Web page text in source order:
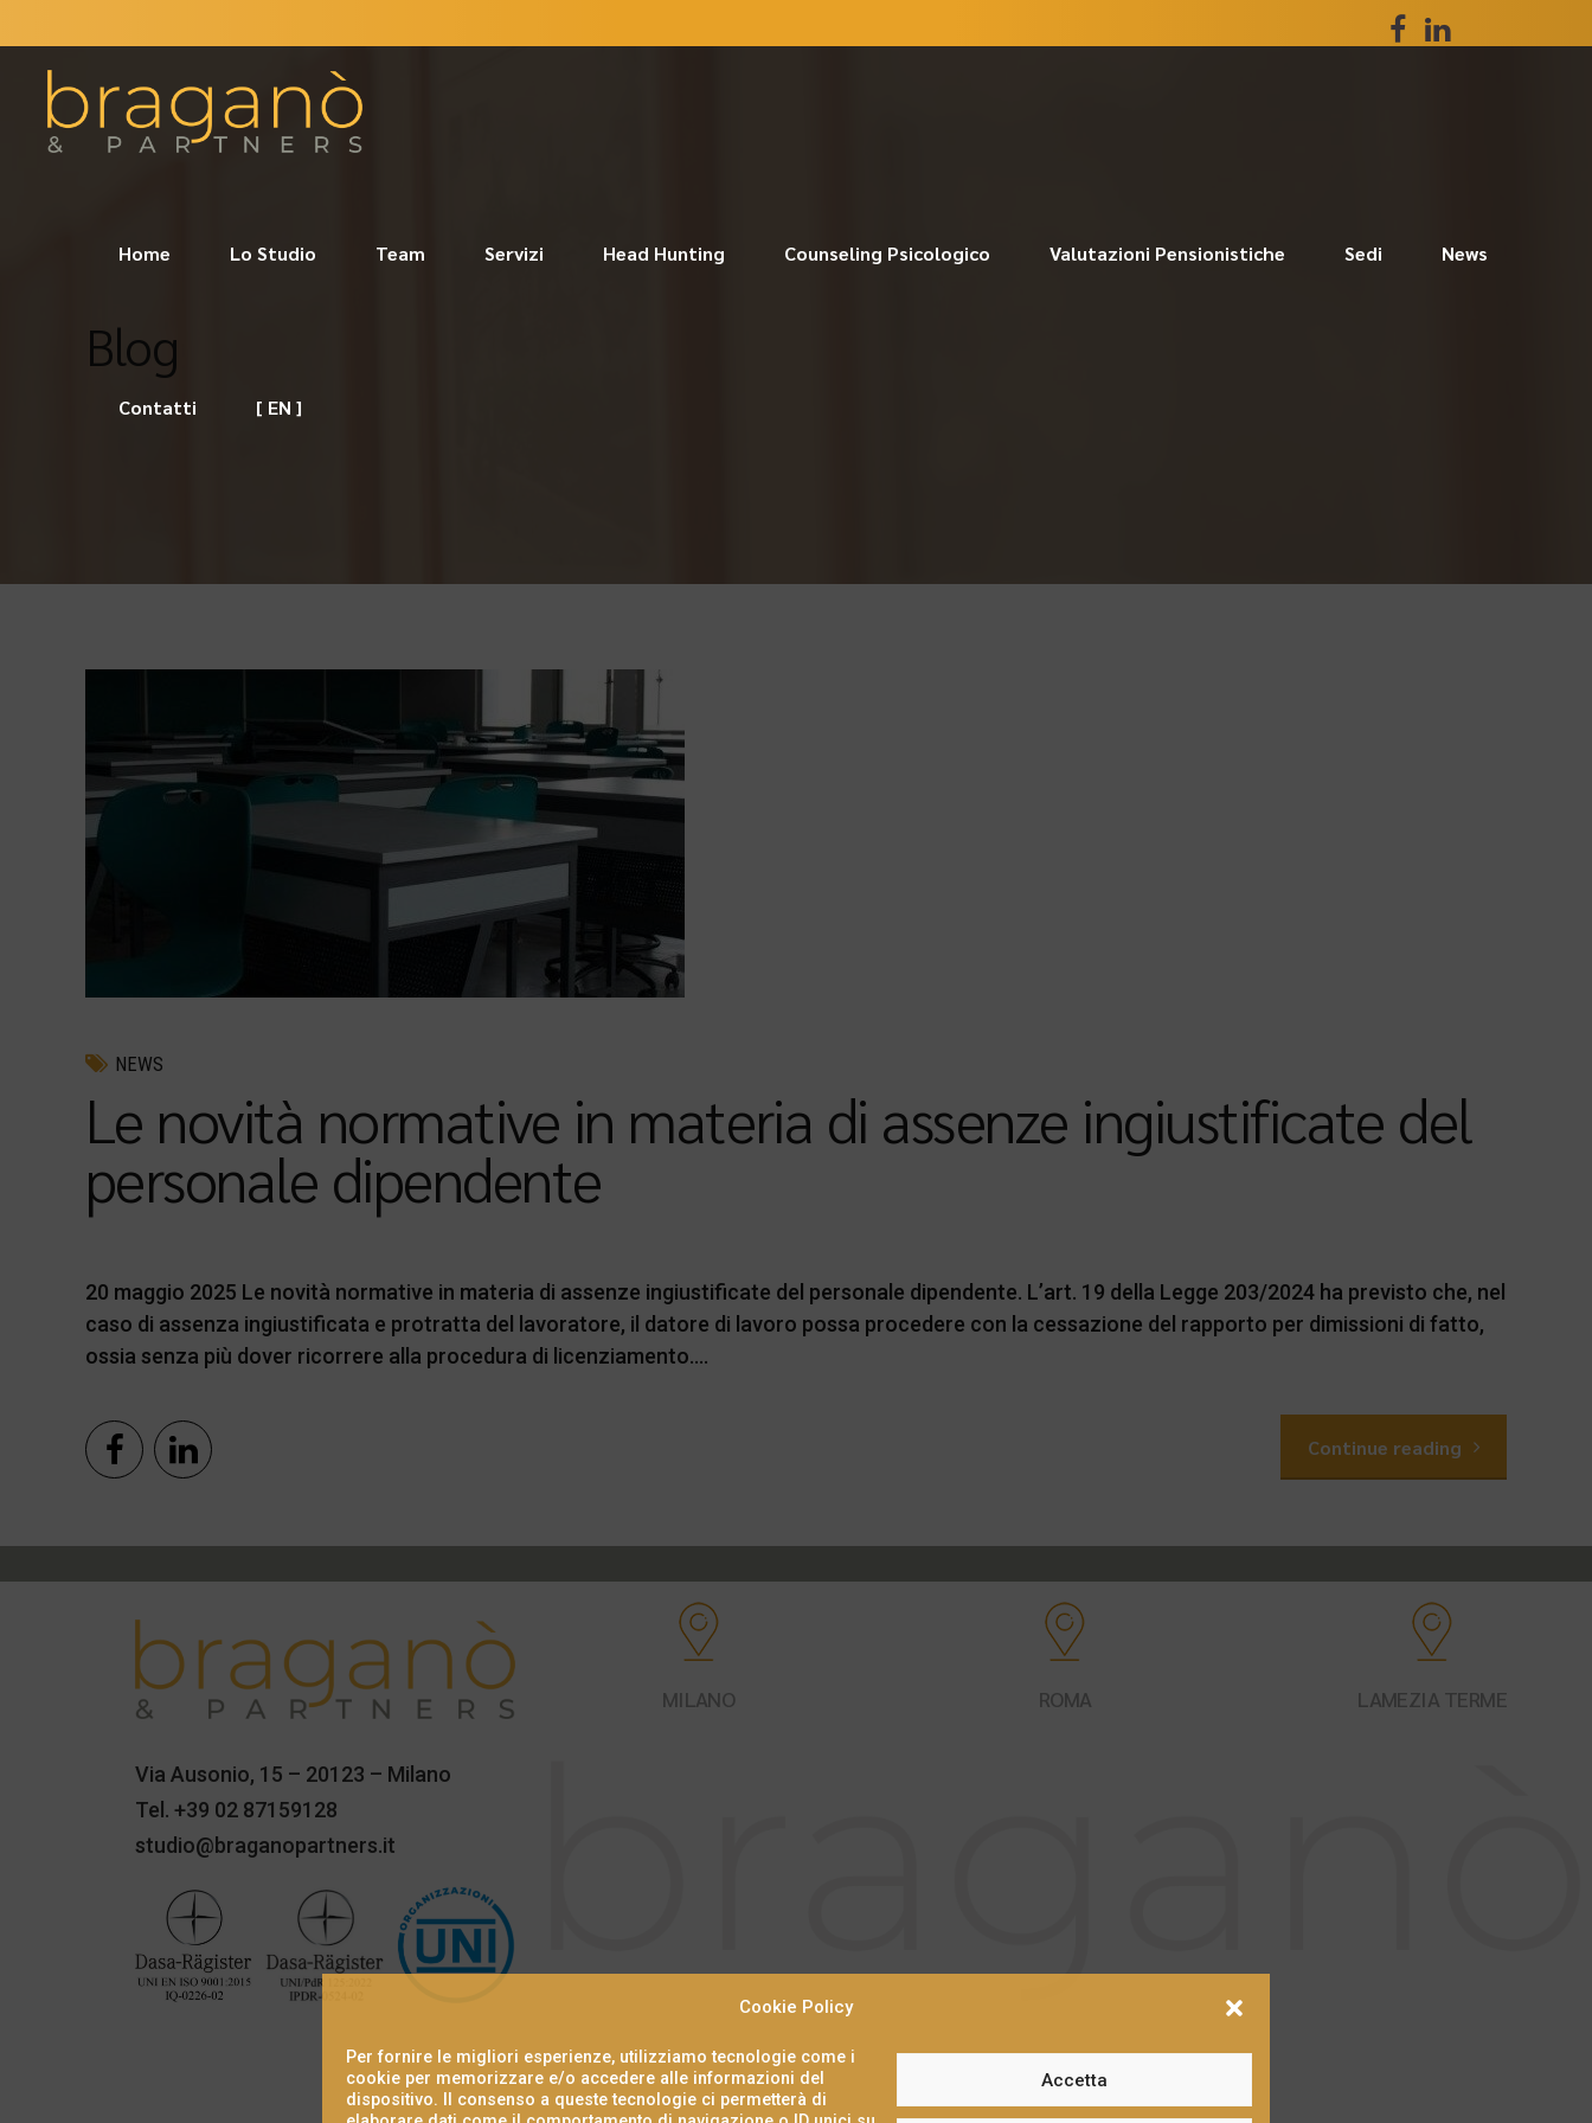
Cookie Policy
Per fornire le migliori esperienze, utilizziamo tecnologie come i
cookie per memorizzare e/o accedere alle informazioni del
dispositivo. Il consenso a queste tecnologie ci permetterà di
Accetta
Home Lo Studio Team Servizi Head Hunting Counseling Psicologico Valutazioni Pensionistiche Sedi News
Contatti [ EN ]
Blog
NEWS
Le novità normative in materia di assenze ingiustificate del
personale dipendente
20 maggio 2025 Le novità normative in materia di assenze ingiustificate del personale dipendente. L’art. 19 della Legge 203/2024 ha previsto che, nel
caso di assenza ingiustificata e protratta del lavoratore, il datore di lavoro possa procedere con la cessazione del rapporto per dimissioni di fatto,
ossia senza più dover ricorrere alla procedura di licenziamento....
Continue reading
Via Ausonio, 15 – 20123 – Milano
Tel. +39 02 87159128
studio@braganopartners.it
MILANO ROMA LAMEZIA TERME